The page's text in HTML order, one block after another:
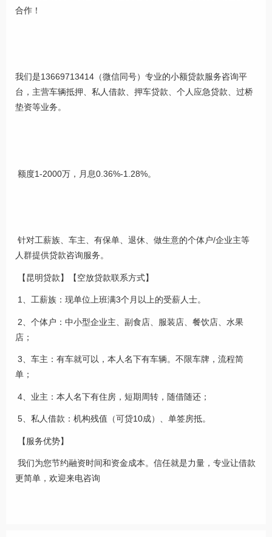
合作！
我们是13669713414（微信同号）专业的小额贷款服务咨询平
台，主营车辆抵押、私人借款、押车贷款、个人应急贷款、过桥
垫资等业务。
额度1-2000万，月息0.36%-1.28%。
针对工薪族、车主、有保单、退休、做生意的个体户/企业主等
人群提供贷款咨询服务。
【昆明贷款】【空放贷款联系方式】
1、工薪族：现单位上班满3个月以上的受薪人士。
2、个体户：中小型企业主、副食店、服装店、餐饮店、水果
店；
3、车主：有车就可以，本人名下有车辆。不限车牌，流程简
单；
4、业主：本人名下有住房，短期周转，随借随还；
5、私人借款：机构残值（可贷10成）、单签房抵。
【服务优势】
我们为您节约融资时间和资金成本。信任就是力量，专业让借款
更简单，欢迎来电咨询